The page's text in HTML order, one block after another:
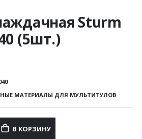
Sturm
(5шт.)
МАТЕРИАЛЫ ДЛЯ МУЛЬТИТУЛОВ
В КОРЗИНУ